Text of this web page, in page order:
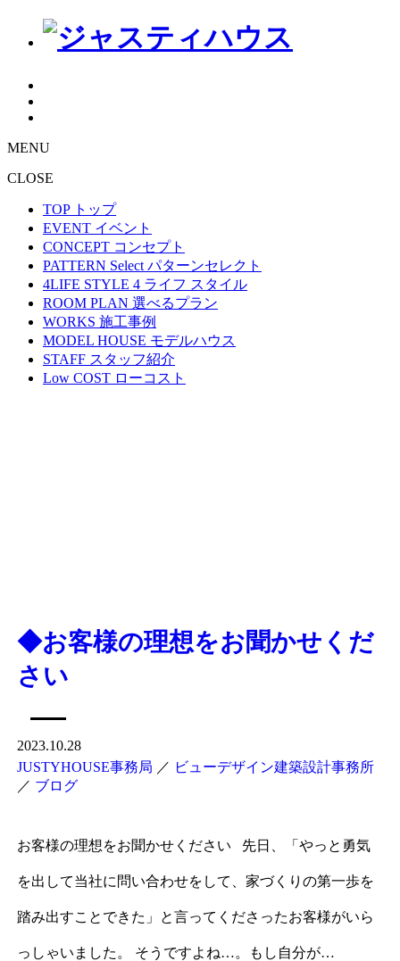
MENU
CLOSE
TOP トップ
EVENT イベント
CONCEPT コンセプト
PATTERN Select パターンセレクト
4LIFE STYLE 4 ライフ スタイル
ROOM PLAN 選べるプラン
WORKS 施工事例
MODEL HOUSE モデルハウス
STAFF スタッフ紹介
Low COST ローコスト
◆お客様の理想をお聞かせくだ
さい
2023.10.28
JUSTYHOUSE事務局 ／ ビューデザイン建築設計事務所
／ ブログ
お客様の理想をお聞かせください 先日、「やっと勇気
を出して当社に問い合わせをして、家づくりの第一歩を
踏み出すことできた」と言ってくださったお客様がいら
っしゃいました。 そうですよね…。もし自分が…